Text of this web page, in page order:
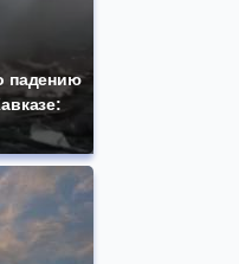
падению